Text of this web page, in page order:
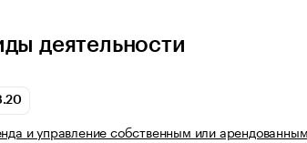
деятельности
и управление собственным или